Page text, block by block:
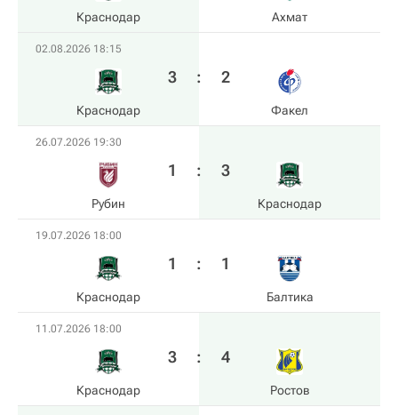
Краснодар Ахмат
02.08.2026 18:15
Краснодар
3 : 2
Факел
26.07.2026 19:30
Рубин
1 : 3
Краснодар
19.07.2026 18:00
Краснодар
1 : 1
Балтика
11.07.2026 18:00
Краснодар
3 : 4
Ростов